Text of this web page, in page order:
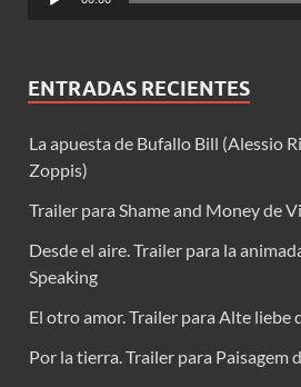
ENTRADAS RECIENTES
La apuesta de Bufallo Bill (Alessio
Zoppis)
Trailer para Shame and Money de
Desde el aire. Trailer para la
Speaking
El otro amor. Trailer para Alte liebe
Por la tierra. Trailer para Paisagem